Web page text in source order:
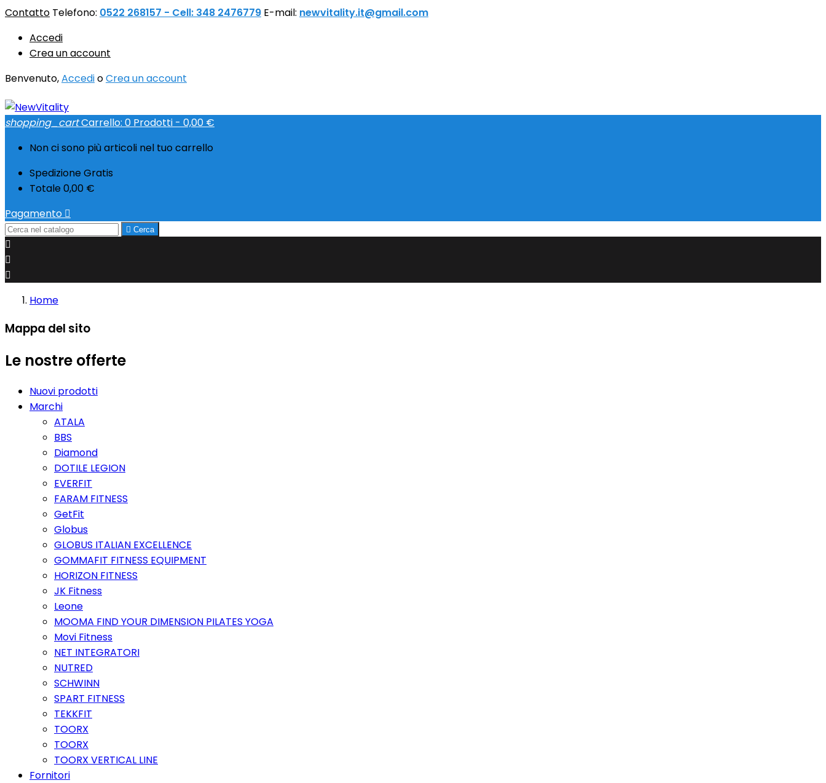
Contatto Telefono: 0522 268157 - Cell: 348 2476779 E-mail: newvitality.it@gmail.com
Accedi
Crea un account
Benvenuto,AccedioCrea un account
shopping_cartCarrello: 0 Prodotti - 0,00 €
Non ci sono più articoli nel tuo carrello
SpedizioneGratis
Totale0,00 €
Pagamento 
 Cerca



Home
Mappa del sito
Le nostre offerte
Nuovi prodotti
Marchi
ATALA
BBS
Diamond
DOTILE LEGION
EVERFIT
FARAM FITNESS
GetFit
Globus
GLOBUS ITALIAN EXCELLENCE
GOMMAFIT FITNESS EQUIPMENT
HORIZON FITNESS
JK Fitness
Leone
MOOMA FIND YOUR DIMENSION PILATES YOGA
Movi Fitness
NET INTEGRATORI
NUTRED
SCHWINN
SPART FITNESS
TEKKFIT
TOORX
TOORX
TOORX VERTICAL LINE
Fornitori